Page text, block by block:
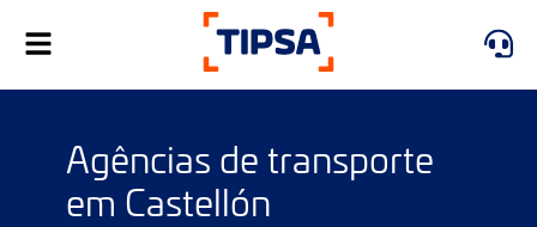
Toggle
navigation
Agências de transporte
em Castellón